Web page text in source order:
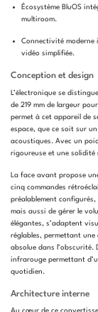
Écosystème BluOS
multiroom.
Connectivité moderne
vidéo simplifiée.
Conception et design
L’électronique se
de 219 mm de largeur
permet à cet appareil de
espace, que ce soit sur
acoustiques. Avec un
rigoureuse et une solidité
La face avant propose
cinq commandes
préalablement
mais aussi de gérer le
élégantes, s’adaptent
réglables, permettant
absolue dans l’obscurité.
infrarouge permettant
quotidien.
Architecture interne